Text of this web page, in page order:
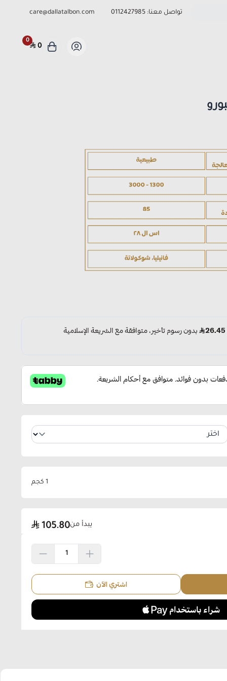
تواصل معنا: 0112427985
care@dallatalbon.com
0
0
1 كجم
يبدأ من105.80
اشتري الآن